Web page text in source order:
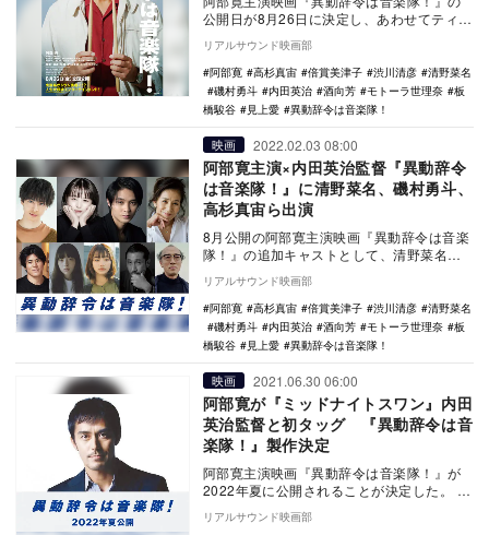
公開日が8月26日に決定し、あわせてティザ
ービジュアルと特報映像が公開された。
本…
リアルサウンド映画部
阿部寛
高杉真宙 倍賞美津子 渋川清彦
清野菜名
磯村勇斗
内田英治 酒向芳 モトーラ世理奈
板
橋駿谷
見上愛 異動辞令は音楽隊！
映画 2022.02.03 08:00
阿部寛主演×内田英治監督『異動辞令
は音楽隊！』に清野菜名、磯村勇斗、
高杉真宙ら出演
8月公開の阿部寛主演映画『異動辞令は音楽
隊！』の追加キャストとして、清野菜名、
磯村勇斗、高杉真宙、板橋駿谷、モトーラ
世理奈、見上…
リアルサウンド映画部
阿部寛
高杉真宙 倍賞美津子 渋川清彦
清野菜名
磯村勇斗
内田英治 酒向芳 モトーラ世理奈
板
橋駿谷
見上愛 異動辞令は音楽隊！
映画 2021.06.30 06:00
阿部寛が『ミッドナイトスワン』内田
英治監督と初タッグ 『異動辞令は音
楽隊！』製作決定
阿部寛主演映画『異動辞令は音楽隊！』が
2022年夏に公開されることが決定した。
本作は、『ミッドナイトスワン』を手がけ
た内田…
リアルサウンド映画部